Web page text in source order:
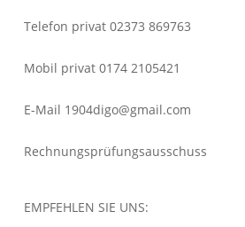
Telefon privat 02373 869763
Mobil privat 0174 2105421
E-Mail 1904digo@gmail.com
Rechnungsprüfungsausschuss
EMPFEHLEN SIE UNS: